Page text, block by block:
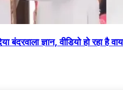
बंदरवाला ज्ञान, वीडियो हो रहा है